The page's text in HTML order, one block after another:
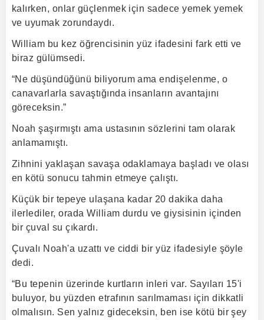
kalırken, onlar güçlenmek için sadece yemek yemek
ve uyumak zorundaydı.
William bu kez öğrencisinin yüz ifadesini fark etti ve
biraz gülümsedi.
“Ne düşündüğünü biliyorum ama endişelenme, o
canavarlarla savaştığında insanların avantajını
göreceksin.”
Noah şaşırmıştı ama ustasının sözlerini tam olarak
anlamamıştı.
Zihnini yaklaşan savaşa odaklamaya başladı ve olası
en kötü sonucu tahmin etmeye çalıştı.
Küçük bir tepeye ulaşana kadar 20 dakika daha
ilerlediler, orada William durdu ve giysisinin içinden
bir çuval su çıkardı.
Çuvalı Noah'a uzattı ve ciddi bir yüz ifadesiyle şöyle
dedi.
“Bu tepenin üzerinde kurtların inleri var. Sayıları 15'i
buluyor, bu yüzden etrafının sarılmaması için dikkatli
olmalısın. Sen yalnız gideceksin, ben ise kötü bir şey